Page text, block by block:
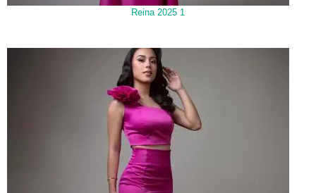
Reina 2025 1